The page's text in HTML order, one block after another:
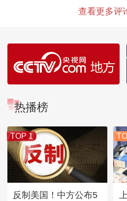
查看更多评
热播榜
TOP 1
反制美国！中方公布5